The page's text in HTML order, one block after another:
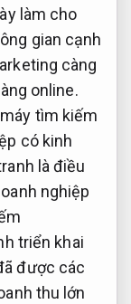
làm cho
gian cạnh
càng
online.
tìm kiếm
có kinh
là điều
nghiệp
triển khai
được các
thu lớn